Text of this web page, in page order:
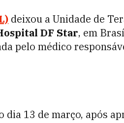
deixou a Unidade de
DF Star, em
pelo médico
13 de março, após